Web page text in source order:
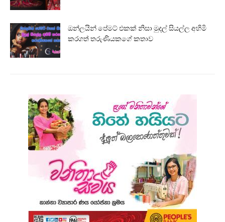
ඔන්ලයින් පේමට් එකක් නිසා මුදල් සියල්ල අහිමි
කරගත් තරුණියකගේ කතාව